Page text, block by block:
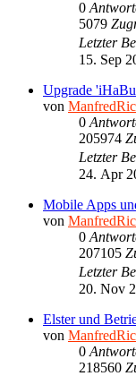
0
5079
Letzter
15. Sep
Upgrade
von
0
205974
Letzter
24. Apr
Mobile Apps
von
0
207105
Letzter
20. Nov
Elster und
von
0
218560